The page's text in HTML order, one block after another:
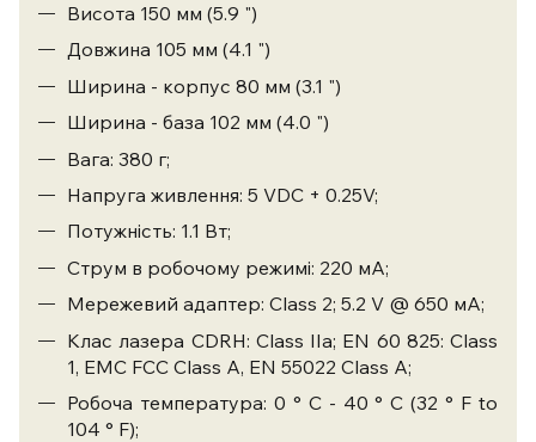
Висота 150 мм (5.9 ")
Довжина 105 мм (4.1 ")
Ширина - корпус 80 мм (3.1 ")
Ширина - база 102 мм (4.0 ")
Вага: 380 г;
Напруга живлення: 5 VDC + 0.25V;
Потужність: 1.1 Вт;
Струм в робочому режимі: 220 мА;
Мережевий адаптер: Class 2; 5.2 V @ 650 мА;
Клас лазера CDRH: Class IIa; EN 60 825: Class
1, EMC FCC Class A, EN 55022 Class A;
Робоча температура: 0 ° C - 40 ° C (32 ° F to
104 ° F);